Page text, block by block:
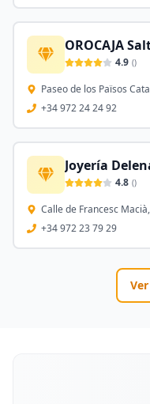
OROCAJA
4.9 ()
Paseo de los Països
+34 972 24 24 92
Joyería
4.8 ()
Calle de Francesc
+34 972 23 79 29